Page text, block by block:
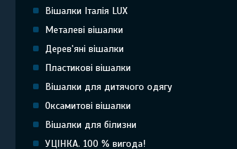
Вішалки Італія LUX
Металеві вішалки
Дерев'яні вішалки
Пластикові вішалки
Вішалки для дитячого одягу
Оксамитові вішалки
Вішалки для білизни
УЦІНКА. 100 % вигода!